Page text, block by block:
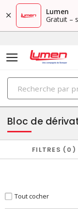
Lumen
Gratuit –
cabinets
Bloc de
FILTRES 0
Tout cocher